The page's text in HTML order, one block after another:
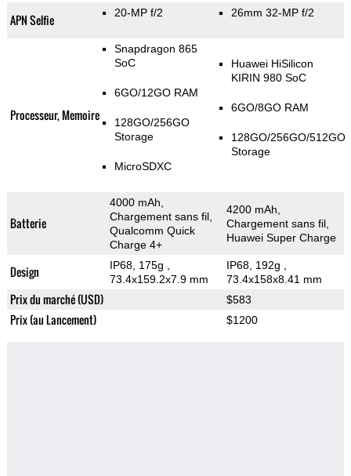
APN Selfie 20-MP f/2 26mm 32-MP f/2
Processeur, Memoire
Snapdragon 865
SoC
6GO/12GO RAM
128GO/256GO
Storage
MicroSDXC
Huawei HiSilicon
KIRIN 980 SoC
6GO/8GO RAM
128GO/256GO/512GO
Storage
Batterie
4000 mAh,
Chargement sans fil,
Qualcomm Quick
Charge 4+
4200 mAh,
Chargement sans fil,
Huawei Super Charge
Design IP68, 175g
73.4x159.2x7.9 mm
IP68, 192g
73.4x158x8.41 mm
Prix du marché (USD) $583
Prix (au Lancement) $1200